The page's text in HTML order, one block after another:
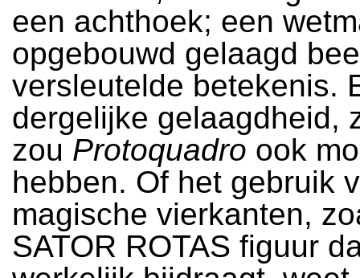
een achthoek; een
opgebouwd gelaagd
versleutelde betekenis.
dergelijke gelaagdheid,
zou Protoquadro ook
hebben. Of het gebruik
magische vierkanten,
SATOR ROTAS figuur